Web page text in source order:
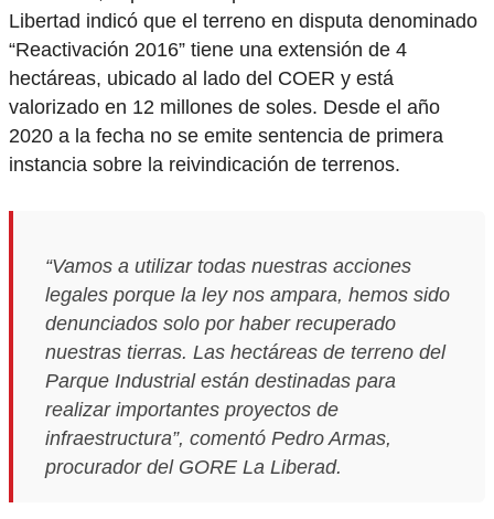
Libertad indicó que el terreno en disputa denominado
“Reactivación 2016” tiene una extensión de 4
hectáreas, ubicado al lado del COER y está
valorizado en 12 millones de soles. Desde el año
2020 a la fecha no se emite sentencia de primera
instancia sobre la reivindicación de terrenos.
“Vamos a utilizar todas nuestras acciones
legales porque la ley nos ampara, hemos sido
denunciados solo por haber recuperado
nuestras tierras. Las hectáreas de terreno del
Parque Industrial están destinadas para
realizar importantes proyectos de
infraestructura”, comentó Pedro Armas,
procurador del GORE La Liberad.